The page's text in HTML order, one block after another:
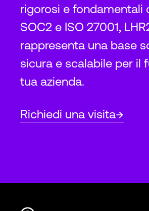
rigorosi e fondamentali
SOC2 e ISO 27001,
rappresenta una base
sicura e scalabile per il
tua azienda.
Richiedi una visita